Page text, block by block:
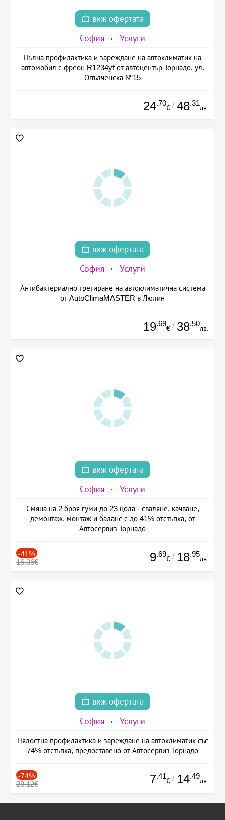
виж офертата
София Услуги
Пълна профилактика и зареждане на автоклиматик на
автомобил с фреон R1234yf от автоцентър Торнадо, ул.
Опълченска №15
24.70
€ / 48.31
лв.
виж офертата
София Услуги
Антибактериално третиране на автоклиматична система
от AutoClimaMASTER в Люлин
19.69
€ / 38.50
лв.
виж офертата
София Услуги
Смяна на 2 броя гуми до 23 цола - сваляне, качване,
демонтаж, монтаж и баланс с до 41% отстъпка, от
Автосервиз Торнадо
-41%
16.36€ 9.69
€ / 18.95
лв.
виж офертата
София Услуги
Цялостна профилактика и зареждане на автоклиматик със
74% отстъпка, предоставено от Автосервиз Торнадо
-74%
28.12€ 7.41
€ / 14.49
лв.